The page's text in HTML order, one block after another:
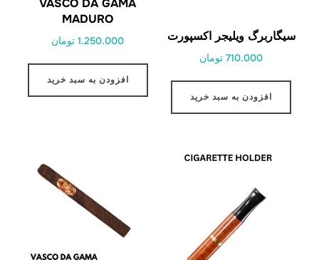
سیگاربرگ ویلیجر اکسپورت
710.000 تومان
افزودن به سبد خرید
MADURO
1.250.000 تومان
افزودن به سبد خرید